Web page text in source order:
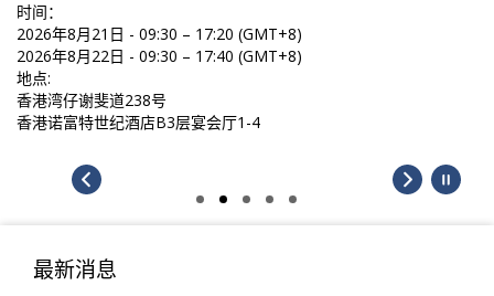
时间：
2026年8月21日 - 09:30 – 17:20 (GMT+8)
2026年8月22日 - 09:30 – 17:40 (GMT+8)
地点:
香港湾仔谢斐道238号
香港诺富特世纪酒店B3层宴会厅1-4
最新消息